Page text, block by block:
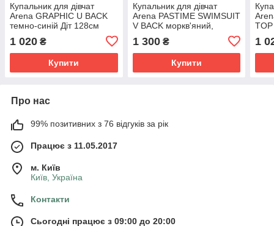
Купальник для дівчат
Arena GRAPHIC U BACK
темно-синій Діт 128см
1 020 ₴
Купити
Купальник для дівчат
Arena PASTIME SWIMSUIT
V BACK моркв'яний,
бірюзовий, білий Діт 116
см
1 300₴
Купити
TOP
1
Про нас
99% позитивних з 76 відгуків за рік
Працює з 11.05.2017
м. Київ
Київ, Україна
Контакти
Сьогодні працює з 09:00 до 20:00